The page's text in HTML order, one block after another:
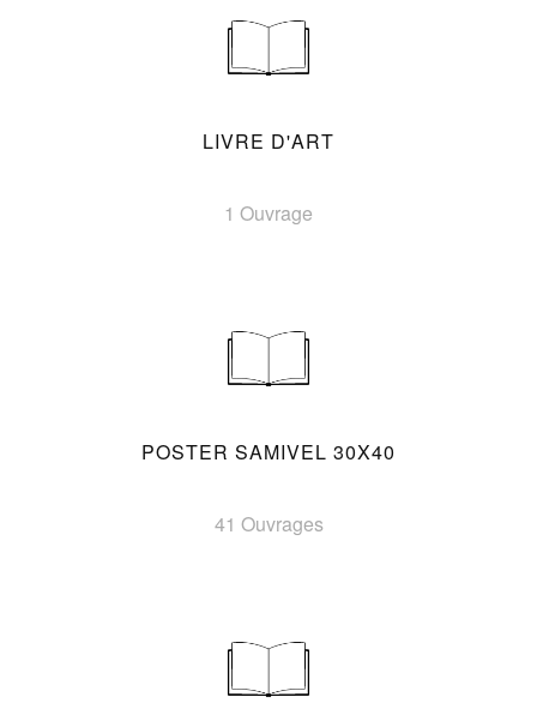
LIVRE D'ART
1 Ouvrage
POSTER SAMIVEL 30X40
41 Ouvrages